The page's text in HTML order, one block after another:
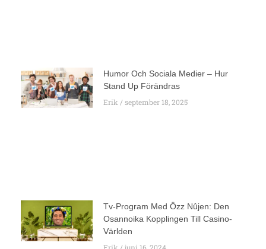
Humor Och Sociala Medier – Hur
Stand Up Förändras
Erik
september 18, 2025
Tv-Program Med Özz Nûjen: Den
Osannoika Kopplingen Till Casino-
Världen